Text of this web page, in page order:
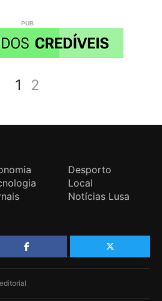
1 2
Desporto
Local
Notícias Lusa